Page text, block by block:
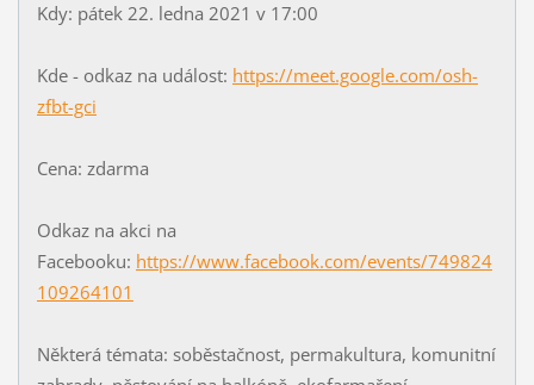
Kdy: pátek 22. ledna 2021 v 17:00
Kde - odkaz na událost: https://meet.google.com/osh-
zfbt-gci
Cena: zdarma
Odkaz na akci na
Facebooku: https://www.facebook.com/events/749824
109264101
Některá témata: soběstačnost, permakultura, komunitní